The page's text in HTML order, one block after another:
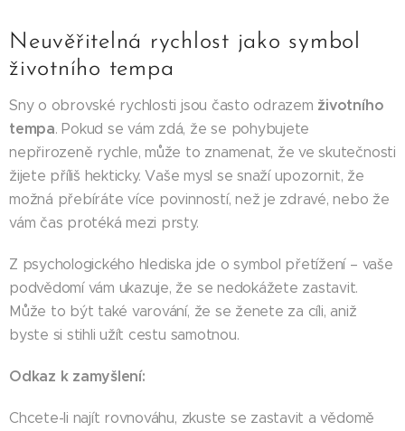
Neuvěřitelná rychlost jako symbol
životního tempa
Sny o obrovské rychlosti jsou často odrazem životního
tempa. Pokud se vám zdá, že se pohybujete
nepřirozeně rychle, může to znamenat, že ve skutečnosti
žijete příliš hekticky. Vaše mysl se snaží upozornit, že
možná přebíráte více povinností, než je zdravé, nebo že
vám čas protéká mezi prsty.
Z psychologického hlediska jde o symbol přetížení – vaše
podvědomí vám ukazuje, že se nedokážete zastavit.
Může to být také varování, že se žene­te za cíli, aniž
byste si stihli užít cestu samotnou.
Odkaz k zamyšlení:
Chcete-li najít rovnováhu, zkuste se zastavit a vědomě